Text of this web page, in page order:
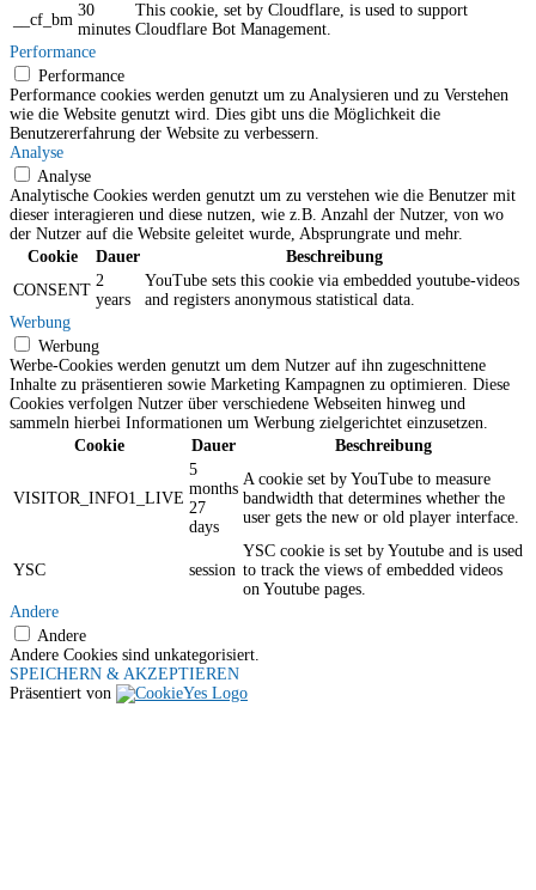
__cf_bm
30
minutes
This cookie, set by Cloudflare, is used to support
Cloudflare Bot Management.
Performance
Performance
Performance cookies werden genutzt um zu Analysieren und zu Verstehen
wie die Website genutzt wird. Dies gibt uns die Möglichkeit die
Benutzererfahrung der Website zu verbessern.
Analyse
Analyse
Analytische Cookies werden genutzt um zu verstehen wie die Benutzer mit
dieser interagieren und diese nutzen, wie z.B. Anzahl der Nutzer, von wo
der Nutzer auf die Website geleitet wurde, Absprungrate und mehr.
Cookie
Dauer
Beschreibung
CONSENT
2
years
YouTube sets this cookie via embedded youtube-videos
and registers anonymous statistical data.
Werbung
Werbung
Werbe-Cookies werden genutzt um dem Nutzer auf ihn zugeschnittene
Inhalte zu präsentieren sowie Marketing Kampagnen zu optimieren. Diese
Cookies verfolgen Nutzer über verschiedene Webseiten hinweg und
sammeln hierbei Informationen um Werbung zielgerichtet einzusetzen.
Cookie
Dauer Beschreibung
VISITOR_INFO1_LIVE
5
months
27
days
A cookie set by YouTube to measure
bandwidth that determines whether the
user gets the new or old player interface.
YSC session
YSC cookie is set by Youtube and is used
to track the views of embedded videos
on Youtube pages.
Andere
Andere
Andere Cookies sind unkategorisiert.
SPEICHERN & AKZEPTIEREN
Präsentiert von